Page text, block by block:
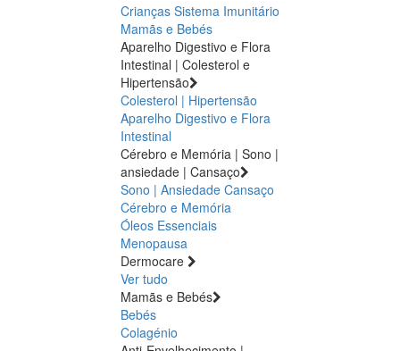
Crianças Sistema Imunitário
Mamãs e Bebés
Aparelho Digestivo e Flora
Intestinal | Colesterol e
Hipertensão
Colesterol | Hipertensão
Aparelho Digestivo e Flora
Intestinal
Cérebro e Memória | Sono |
ansiedade | Cansaço
Sono | Ansiedade Cansaço
Cérebro e Memória
Óleos Essenciais
Menopausa
Dermocare
Ver tudo
Mamãs e Bebés
Bebés
Colagénio